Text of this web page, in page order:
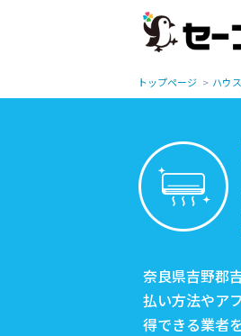
トップページ ハウ
奈良県吉野郡
払い方法やア
得できる業者